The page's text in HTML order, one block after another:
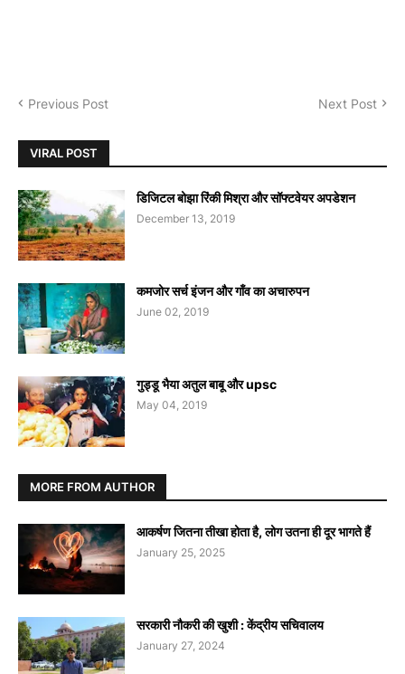
Previous Post Next Post
VIRAL POST
डिजिटल बोझा रिंकी मिश्रा और सॉफ्टवेयर अपडेशन
December 13, 2019
कमजोर सर्च इंजन और गाँव का अचारुपन
June 02, 2019
गुड्डू भैया अतुल बाबू और upsc
May 04, 2019
MORE FROM AUTHOR
आकर्षण जितना तीखा होता है, लोग उतना ही दूर भागते हैं
January 25, 2025
सरकारी नौकरी की खुशी : केंद्रीय सचिवालय
January 27, 2024